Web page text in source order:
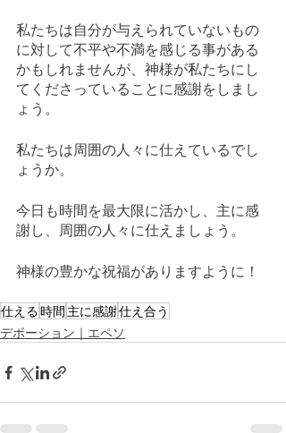
私たちは自分が与えられていないもの
に対して不平や不満を感じる事がある
かもしれませんが、神様が私たちにし
てくださっていることに感謝をしまし
ょう。
私たちは周囲の人々に仕えているでし
ょうか。
今日も時間を最大限に活かし、主に感
謝し、周囲の人々に仕えましょう。
神様の豊かな祝福がありますように！
仕える時間 主に感謝仕え合う
デボーション｜エペソ